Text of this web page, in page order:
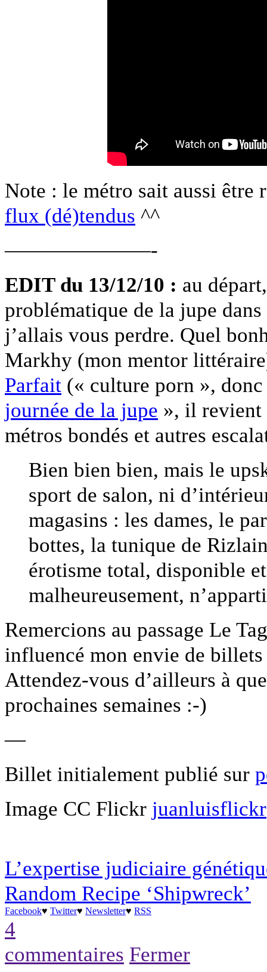
Note : le métro sait aussi
flux (dé)tendus ^^
———————-
EDIT du 13/12/10 : au
problématique de la jupe
j’allais vous perdre. Quel
Markhy (mon mentor
Parfait (« culture porn »,
journée de la jupe », il revient
métros bondés et autres
Bien bien bien, mais le
sport de salon, ni
magasins : les dames, le
bottes, la tunique de
érotisme total, disponible
malheureusement,
Remercions au passage Le
influencé mon envie de
Attendez-vous d’ailleurs à
prochaines semaines :-)
—
Billet initialement publié sur
Image CC Flickr juanluisflickr
L’expertise judiciaire
Random Recipe ‘Shipwreck’
Facebook♥ Twitter♥ Newsletter♥ RSS
4
commentaires Fermer